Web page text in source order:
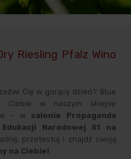
Riesling Pfalz Wino
Cię w gorący dzień? Blue
Ciebie w naszym sklepie
– w salonie Propaganda
Narodowej 51 na
przetestuj i znajdź swoją
na Ciebie!